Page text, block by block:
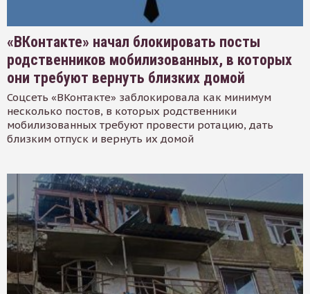
«ВКонтакте» начал блокировать посты
родственников мобилизованных, в которых
они требуют вернуть близких домой
Соцсеть «ВКонтакте» заблокировала как минимум
несколько постов, в которых родственники
мобилизованных требуют провести ротацию, дать
близким отпуск и вернуть их домой